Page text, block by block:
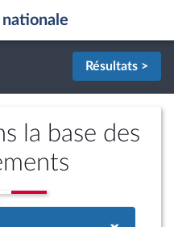
Résultats >
la base des